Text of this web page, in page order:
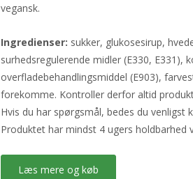
vegansk.
Ingredienser: sukker, glukosesirup,
surhedsregulerende midler (E330,
overfladebehandlingsmiddel (E903),
forekomme. Kontroller derfor altid
Hvis du har spørgsmål, bedes du venligst
Produktet har mindst 4 ugers holdbarhed
Læs mere og køb